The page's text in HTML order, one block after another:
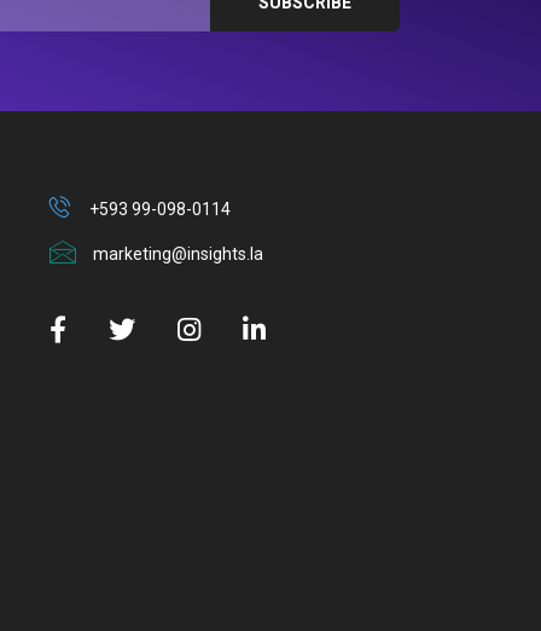
+593 99-098-0114
marketing@insights.la